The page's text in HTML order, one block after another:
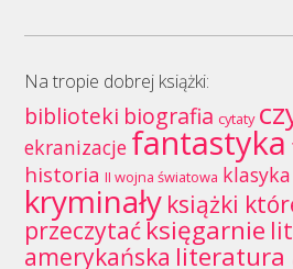
Na tropie dobrej książki:
biblioteki biografia cytaty
ekranizacje fantastyka
historia II wojna światowa klasyka
kryminały książki
przeczytaćksięgarnie
amerykańska literatura